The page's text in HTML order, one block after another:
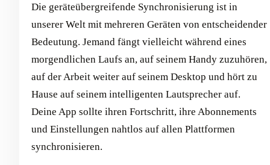
Die geräteübergreifende Synchronisierung ist in
unserer Welt mit mehreren Geräten von entscheidender
Bedeutung. Jemand fängt vielleicht während eines
morgendlichen Laufs an, auf seinem Handy zuzuhören,
auf der Arbeit weiter auf seinem Desktop und hört zu
Hause auf seinem intelligenten Lautsprecher auf.
Deine App sollte ihren Fortschritt, ihre Abonnements
und Einstellungen nahtlos auf allen Plattformen
synchronisieren.